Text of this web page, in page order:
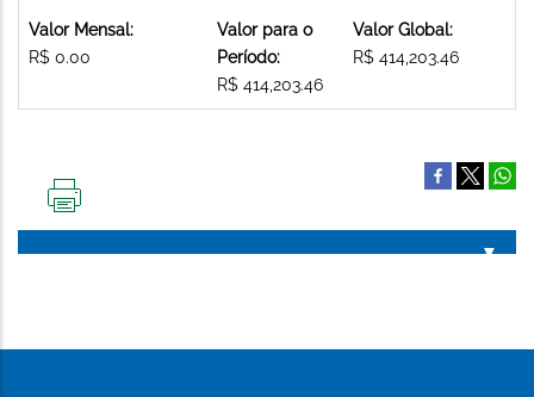
Valor Mensal:
R$ 0.00
Valor para o
Período:
R$ 414,203.46
Valor Global:
R$ 414,203.46
PÁGINA